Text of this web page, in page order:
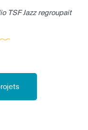
TSF Jazz regroupait